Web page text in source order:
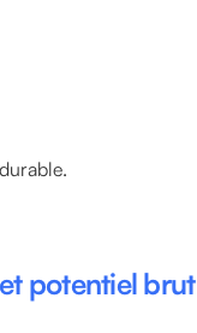
potentiel brut